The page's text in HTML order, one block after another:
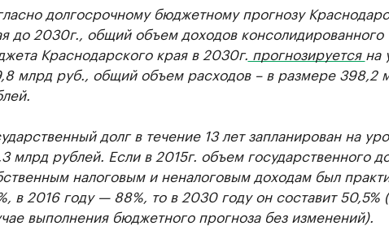
долгосрочному бюджетному прогнозу
до 2030г., общий объем доходов консолидированного
Краснодарского края в 2030г. прогнозируется на
млрд руб., общий объем расходов – в размере 398,2
долг в течение 13 лет запланирован на
млрд рублей. Если в 2015г. объем государственного
налоговым и неналоговым доходам был
в 2016 году — 88%, то в 2030 году он составит 50,5%
выполнения бюджетного прогноза без изменений).